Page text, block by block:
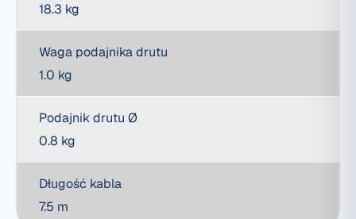
18.3 kg
Waga podajnika drutu
1.0 kg
Podajnik drutu Ø
0.8 kg
Długość kabla
7.5 m